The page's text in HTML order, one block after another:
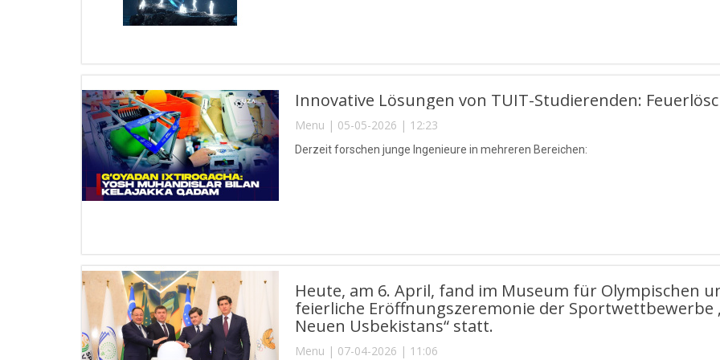
Innovative Lösungen von TUIT-Studierenden:
Menu | 05-05-2026 | 12:23
Derzeit forschen junge Ingenieure in mehreren Bereichen:
Heute, am 6. April, fand im Museum für Olympischen
feierliche Eröffnungszeremonie der Sportwettbewerbe
Neuen Usbekistans“ statt.
Menu | 07-04-2026 | 11:06